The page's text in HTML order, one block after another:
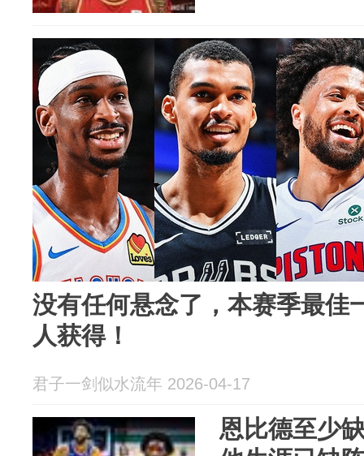
没有任何悬念了，本赛季最佳
人获得！
君子一剑似水流年 2026-04-17
恩比德至少